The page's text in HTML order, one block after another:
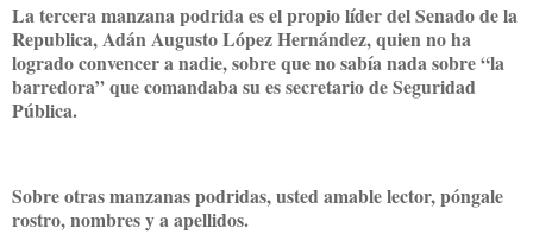
La tercera manzana podrida es el propio líder del Senado de la
Republica, Adán Augusto López Hernández, quien no ha
logrado convencer a nadie, sobre que no sabía nada sobre “la
barredora” que comandaba su es secretario de Seguridad
Pública.
Sobre otras manzanas podridas, usted amable lector, póngale
rostro, nombres y a apellidos.